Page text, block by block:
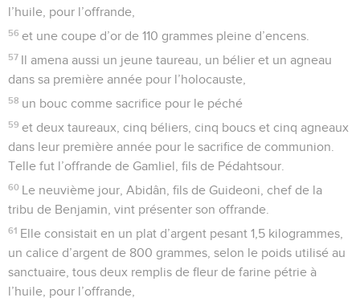
l’huile, pour l’offrande,
56 et une coupe d’or de 110 grammes pleine d’encens.
57 Il amena aussi un jeune taureau, un bélier et un agneau
dans sa première année pour l’holocauste,
58 un bouc comme sacrifice pour le péché
59 et deux taureaux, cinq béliers, cinq boucs et cinq agneaux
dans leur première année pour le sacrifice de communion.
Telle fut l’offrande de Gamliel, fils de Pédahtsour.
60 Le neuvième jour, Abidân, fils de Guideoni, chef de la
tribu de Benjamin, vint présenter son offrande.
61 Elle consistait en un plat d’argent pesant 1,5 kilogrammes,
un calice d’argent de 800 grammes, selon le poids utilisé au
sanctuaire, tous deux remplis de fleur de farine pétrie à
l’huile, pour l’offrande,